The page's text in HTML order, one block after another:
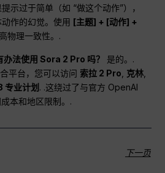
示过于简单（如 “做这个动作”），
作的幻觉。使用 [主题] + [动作] +
物理一致性。.
法使用 Sora 2 Pro 吗？
是的。.
平台，您可以访问 索拉 2 Pro 克林
专业计划 . .这绕过了与官方 OpenAI
本和地区限制。.
下一页